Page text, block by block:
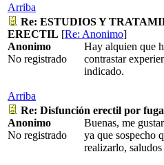
Arriba
Re: ESTUDIOS Y
ERECTIL [Re: Anonimo]
Anonimo
No registrado
Hay alquien que
contrastar
indicado.
Arriba
Re: Disfunción erectil por
Anonimo
No registrado
Buenas, me
ya que sospecho
realizarlo, saludos